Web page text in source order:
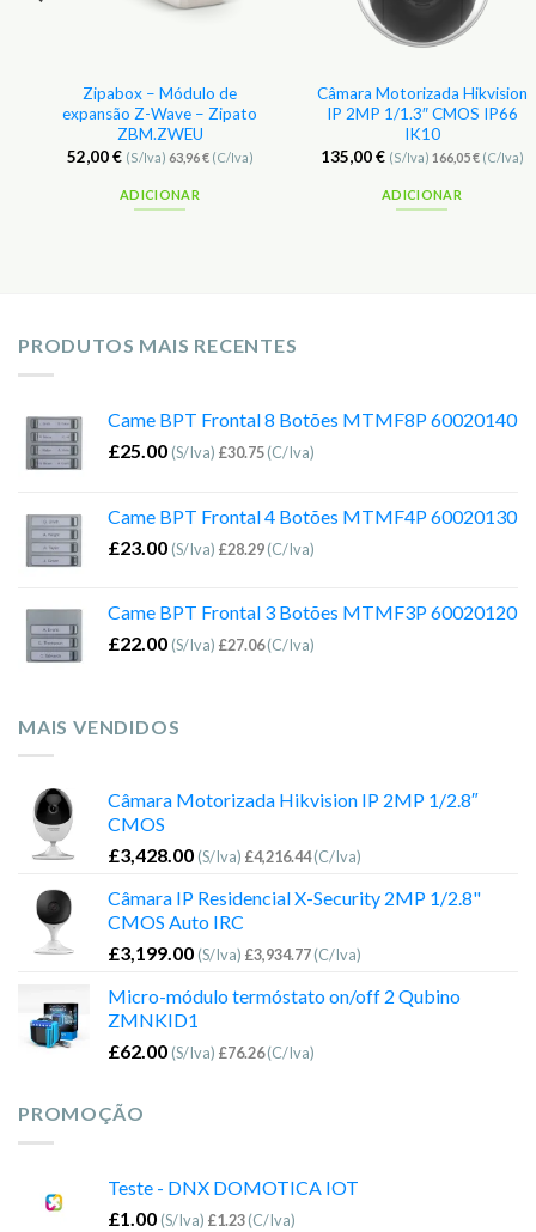
Zipabox – Módulo de
expansão Z-Wave – Zipato
ZBM.ZWEU
52,00€ (S/Iva) 63,96€(C/Iva)
ADICIONAR
Câmara Motorizada Hikvision
IP 2MP 1/1.3″ CMOS IP66
IK10
135,00€ (S/Iva) 166,05€(C/Iva)
ADICIONAR
PRODUTOS MAIS RECENTES
Came BPT Frontal 8 Botões MTMF8P 60020140
£25.00 (S/Iva) £30.75(C/Iva)
Came BPT Frontal 4 Botões MTMF4P 60020130
£23.00 (S/Iva) £28.29(C/Iva)
Came BPT Frontal 3 Botões MTMF3P 60020120
£22.00 (S/Iva) £27.06(C/Iva)
MAIS VENDIDOS
Câmara Motorizada Hikvision IP 2MP 1/2.8″
CMOS
£3,428.00 (S/Iva) £4,216.44(C/Iva)
Câmara IP Residencial X-Security 2MP 1/2.8"
CMOS Auto IRC
£3,199.00 (S/Iva) £3,934.77(C/Iva)
Micro-módulo termóstato on/off 2 Qubino
ZMNKID1
£62.00 (S/Iva) £76.26(C/Iva)
PROMOÇÃO
Teste - DNX DOMOTICA IOT
£1.00 (S/Iva) £1.23(C/Iva)